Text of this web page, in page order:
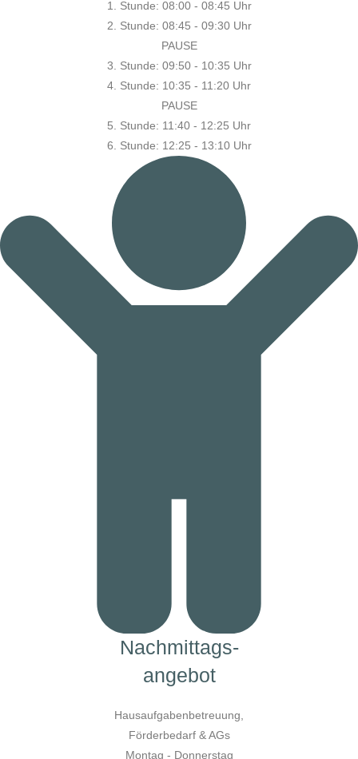
1. Stunde: 08:00 - 08:45 Uhr
2. Stunde: 08:45 - 09:30 Uhr
PAUSE
3. Stunde: 09:50 - 10:35 Uhr
4. Stunde: 10:35 - 11:20 Uhr
PAUSE
5. Stunde: 11:40 - 12:25 Uhr
6. Stunde: 12:25 - 13:10 Uhr
Nachmittags-
angebot
Hausaufgabenbetreuung,
Förderbedarf & AGs
Montag - Donnerstag